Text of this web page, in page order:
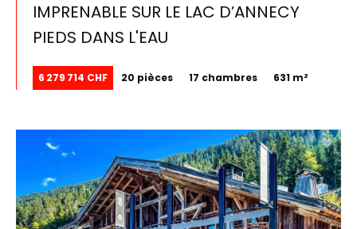
IMPRENABLE SUR LE LAC D’ANNECY
PIEDS DANS L'EAU
6 279 714 CHF 20 pièces 17 chambres 631 m²